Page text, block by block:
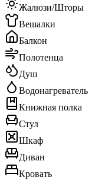
Жалюзи/Шторы
Вешалки
Балкон
Полотенца
Душ
Водонагреватель
Книжная полка
Стул
Шкаф
Диван
Кровать